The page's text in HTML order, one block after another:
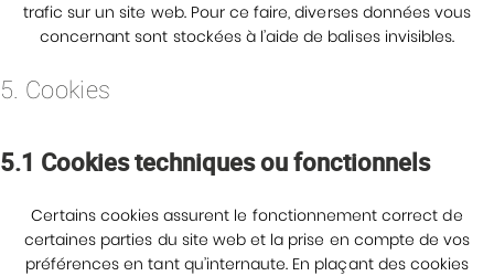
trafic sur un site web. Pour ce faire, diverses données vous
concernant sont stockées à l’aide de balises invisibles.
5. Cookies
5.1 Cookies techniques ou fonctionnels
Certains cookies assurent le fonctionnement correct de
certaines parties du site web et la prise en compte de vos
préférences en tant qu’internaute. En plaçant des cookies